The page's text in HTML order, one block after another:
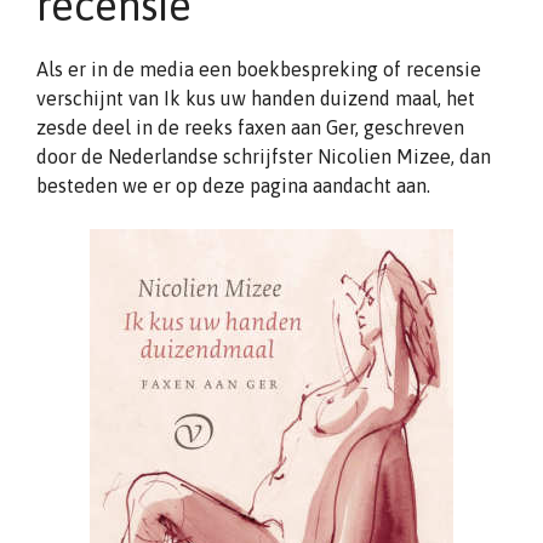
Als er in de media een boekbespreking of recensie
verschijnt van Ik kus uw handen duizend maal, het
zesde deel in de reeks faxen aan Ger, geschreven
door de Nederlandse schrijfster Nicolien Mizee, dan
besteden we er op deze pagina aandacht aan.